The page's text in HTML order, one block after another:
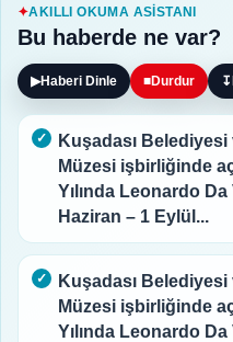
AKILLI OKUMA ASISTANI
Bu haberde ne var?
▶Haberi Dinle ■Durdur ↧
Kuşadası
Müzesi işbirliğinde
Yılında Leonardo
Haziran – 1 Eylül...
Kuşadası
Müzesi işbirliğinde
Yılında Leonardo